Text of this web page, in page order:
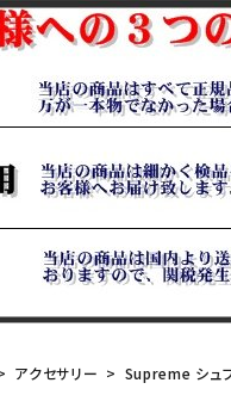
アクセサリー Supreme シュ